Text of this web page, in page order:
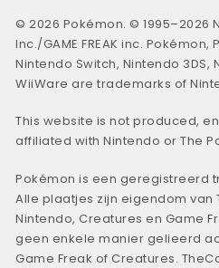
© 2026 Pokémon. © 1995–2026
Inc./GAME FREAK inc.
Nintendo Switch, Nintendo 3DS,
WiiWare are trademarks of
This website is not produced,
affiliated with Nintendo or The
Pokémon is een geregistreerd
Alle plaatjes zijn eigendom van
Nintendo, Creatures en Game
geen enkele manier gelieerd
Game Freak of Creatures.